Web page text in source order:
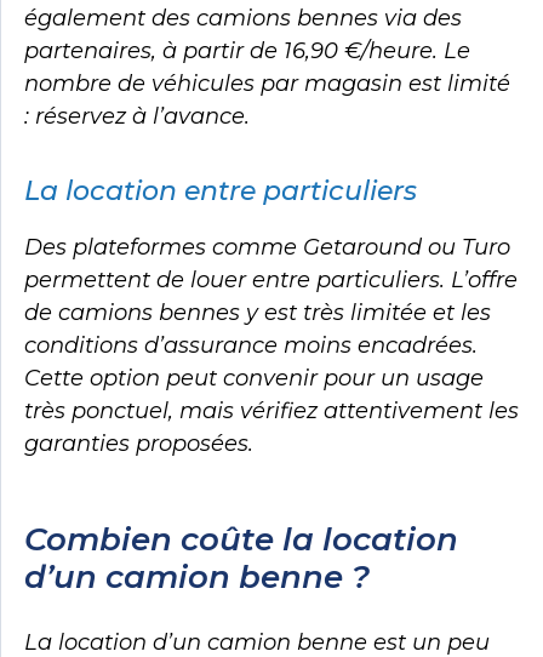
également des camions bennes via des
partenaires, à partir de 16,90 €/heure. Le
nombre de véhicules par magasin est limité
: réservez à l’avance.
La location entre particuliers
Des plateformes comme Getaround ou Turo
permettent de louer entre particuliers. L’offre
de camions bennes y est très limitée et les
conditions d’assurance moins encadrées.
Cette option peut convenir pour un usage
très ponctuel, mais vérifiez attentivement les
garanties proposées.
Combien coûte la location
d’un camion benne ?
La location d’un camion benne est un peu